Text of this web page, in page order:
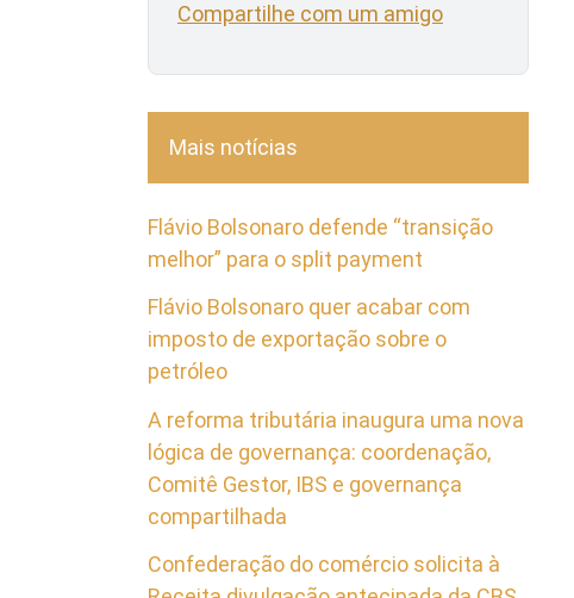
Compartilhe com um amigo
Mais notícias
Flávio Bolsonaro defende “transição
melhor” para o split payment
Flávio Bolsonaro quer acabar com
imposto de exportação sobre o
petróleo
A reforma tributária inaugura uma nova
lógica de governança: coordenação,
Comitê Gestor, IBS e governança
compartilhada
Confederação do comércio solicita à